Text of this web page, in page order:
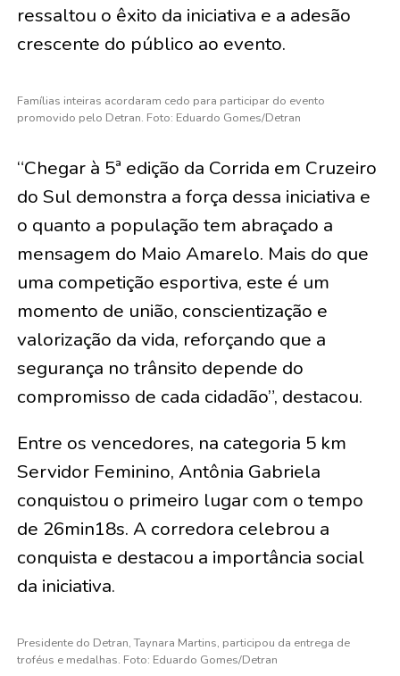
ressaltou o êxito da iniciativa e a adesão
crescente do público ao evento.
Famílias inteiras acordaram cedo para participar do evento
promovido pelo Detran. Foto: Eduardo Gomes/Detran
“Chegar à 5ª edição da Corrida em Cruzeiro
do Sul demonstra a força dessa iniciativa e
o quanto a população tem abraçado a
mensagem do Maio Amarelo. Mais do que
uma competição esportiva, este é um
momento de união, conscientização e
valorização da vida, reforçando que a
segurança no trânsito depende do
compromisso de cada cidadão”, destacou.
Entre os vencedores, na categoria 5 km
Servidor Feminino, Antônia Gabriela
conquistou o primeiro lugar com o tempo
de 26min18s. A corredora celebrou a
conquista e destacou a importância social
da iniciativa.
Presidente do Detran, Taynara Martins, participou da entrega de
troféus e medalhas. Foto: Eduardo Gomes/Detran